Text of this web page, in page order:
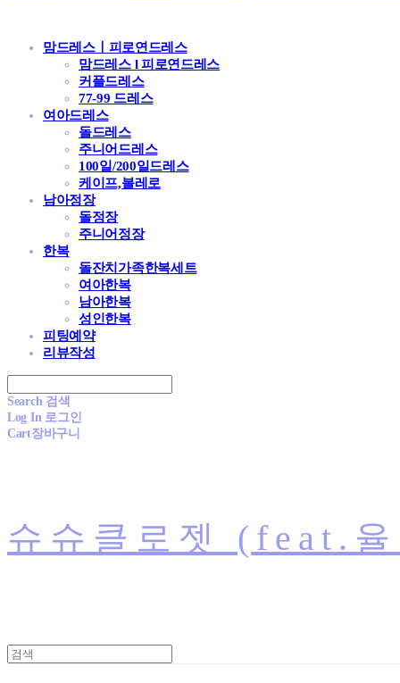
맘드레스ㅣ피로연드레스
맘드레스 l 피로연드레스
커플드레스
77-99 드레스
여아드레스
돌드레스
주니어드레스
100일/200일드레스
케이프,볼레로
남아정장
돌정장
주니어정장
한복
돌잔치가족한복세트
여아한복
남아한복
성인한복
피팅예약
리뷰작성
Search 검색
Log In 로그인
Cart장바구니
슈슈클로젯 (feat.